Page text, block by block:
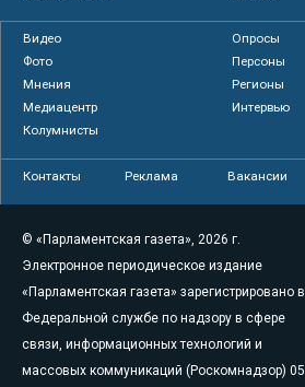
Видео
Опросы
Фото
Персоны
Мнения
Регионы
Медиацентр
Интервью
Колумнисты
Контакты Реклама Вакансии
© «Парламентская газета», 2026 г.
Электронное периодическое издание
«Парламентская газета» зарегистрировано в
Федеральной службе по надзору в сфере
связи, информационных технологий и
массовых коммуникаций (Роскомнадзор) 05